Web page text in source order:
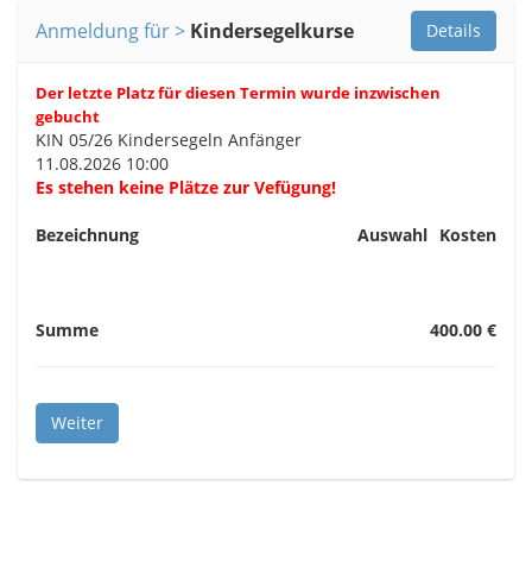
Anmeldung für Kindersegelkurse
Der letzte Platz für diesen Termin wurde inzwischen
gebucht
KIN 05/26 Kindersegeln Anfänger
11.08.2026 10:00
Es stehen keine Plätze zur Vefügung!
Bezeichnung Auswahl Kosten
Summe 400.00 €